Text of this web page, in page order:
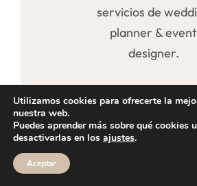
servicios de
planner & event
designer.
Utilizamos cookies para ofrecerte la
nuestra web.
Puedes aprender más sobre qué cookies
desactivarlas en los ajustes.
Aceptar